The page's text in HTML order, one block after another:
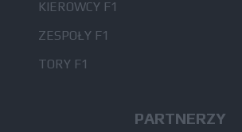
KIEROWCY F1
ZESPOŁY F1
TORY F1
PARTNERZY